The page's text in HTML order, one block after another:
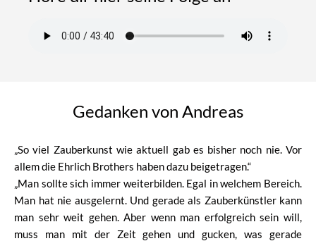
Gedanken von Andreas
„So viel Zauberkunst wie aktuell gab es bisher noch nie. Vor
allem die Ehrlich Brothers haben dazu beigetragen.“
„Man sollte sich immer weiterbilden. Egal in welchem Bereich.
Man hat nie ausgelernt. Und gerade als Zauberkünstler kann
man sehr weit gehen. Aber wenn man erfolgreich sein will,
muss man mit der Zeit gehen und gucken, was gerade